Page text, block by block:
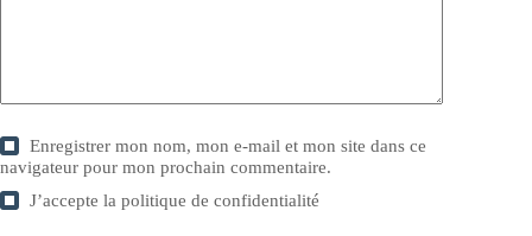
Enregistrer mon nom, mon e-mail et mon site dans ce
navigateur pour mon prochain commentaire.
J’accepte lapolitique de confidentialité